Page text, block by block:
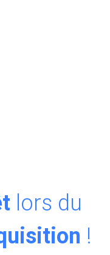
lors du
!